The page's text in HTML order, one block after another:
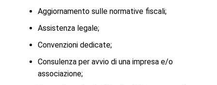
Aggiornamento sulle normative fiscali;
Assistenza legale;
Convenzioni dedicate;
Consulenza per avvio di una impresa e/o
associazione;